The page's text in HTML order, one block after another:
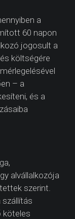
a
60 napon
jogosult a
költségére
– a
és a
alvállalkozója
szerint.
szállítás
köteles